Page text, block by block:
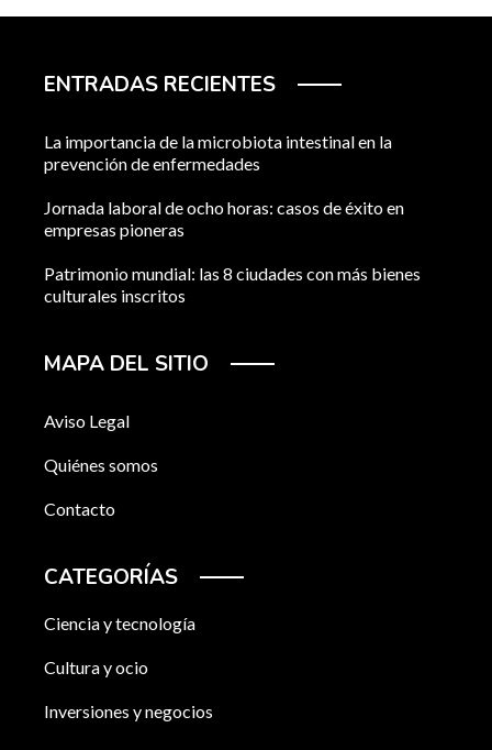
ENTRADAS RECIENTES
La importancia de la microbiota intestinal en la
prevención de enfermedades
Jornada laboral de ocho horas: casos de éxito en
empresas pioneras
Patrimonio mundial: las 8 ciudades con más bienes
culturales inscritos
MAPA DEL SITIO
Aviso Legal
Quiénes somos
Contacto
CATEGORÍAS
Ciencia y tecnología
Cultura y ocio
Inversiones y negocios